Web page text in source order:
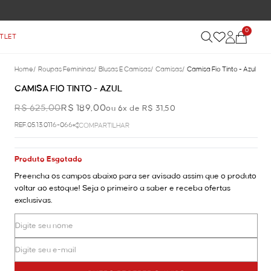
0
Home/ Roupas Femininas/ Blusas E Camisas/ Camisas/ Camisa Fio Tinto - Azul
CAMISA FIO TINTO - AZUL
R$ 625,00R$ 189,00ou 6x de R$ 31,50
REF.05.13.0116-066 COMPARTILHAR
Produto Esgotado
Preencha os campos abaixo para ser avisado assim que o produto
voltar ao estoque! Seja o primeiro a saber e receba ofertas
exclusivas.